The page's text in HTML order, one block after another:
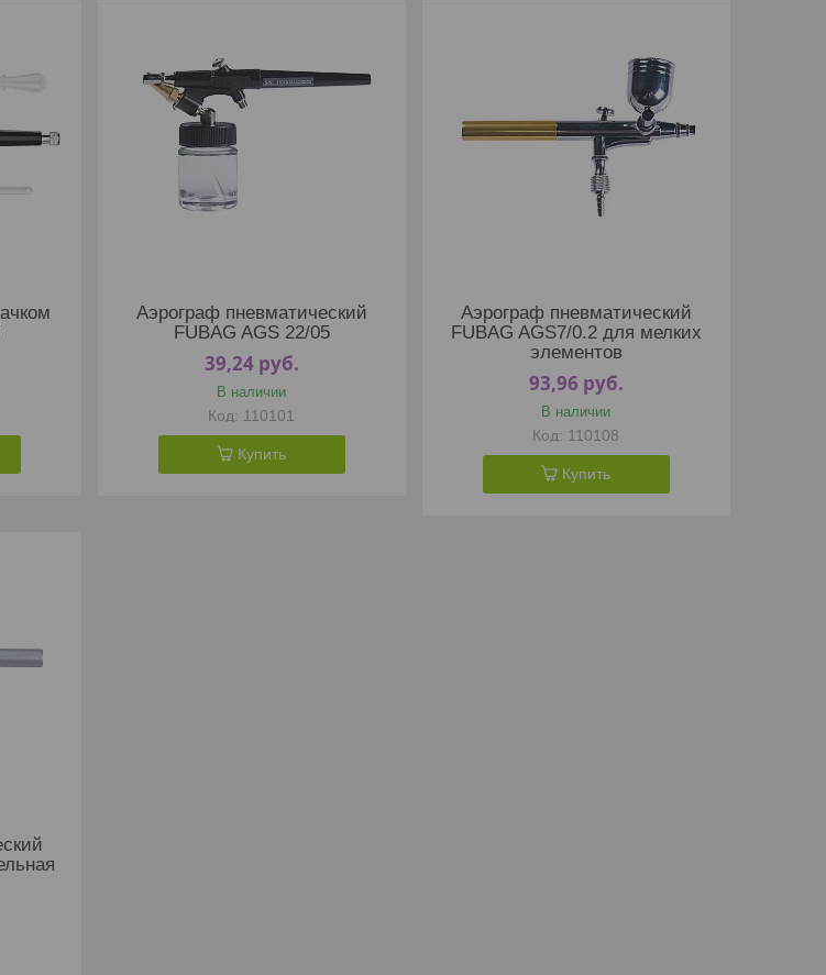
Аэрограф пневматический
FUBAG AGS 22/05
39,24 руб.
В наличии
110101
Купить
Аэрограф пневматический
FUBAG AGS7/0.2 для мелких
элементов
93,96 руб.
В наличии
110108
Купить